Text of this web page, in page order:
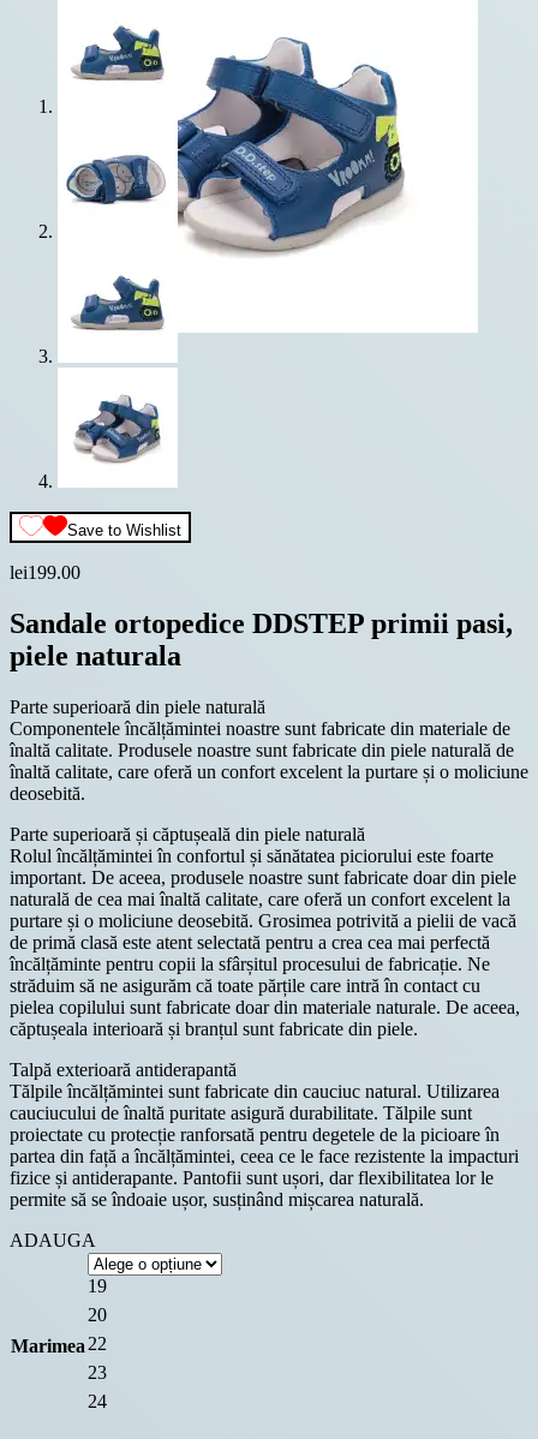
Save to Wishlist
lei199.00
Sandale ortopedice DDSTEP primii pasi,
piele naturala
Parte superioară din piele naturală
Componentele încălțămintei noastre sunt fabricate din materiale de
înaltă calitate. Produsele noastre sunt fabricate din piele naturală de
înaltă calitate, care oferă un confort excelent la purtare și o moliciune
deosebită.
Parte superioară și căptușeală din piele naturală
Rolul încălțămintei în confortul și sănătatea piciorului este foarte
important. De aceea, produsele noastre sunt fabricate doar din piele
naturală de cea mai înaltă calitate, care oferă un confort excelent la
purtare și o moliciune deosebită. Grosimea potrivită a pielii de vacă
de primă clasă este atent selectată pentru a crea cea mai perfectă
încălțăminte pentru copii la sfârșitul procesului de fabricație. Ne
străduim să ne asigurăm că toate părțile care intră în contact cu
pielea copilului sunt fabricate doar din materiale naturale. De aceea,
căptușeala interioară și branțul sunt fabricate din piele.
Talpă exterioară antiderapantă
Tălpile încălțămintei sunt fabricate din cauciuc natural. Utilizarea
cauciucului de înaltă puritate asigură durabilitate. Tălpile sunt
proiectate cu protecție ranforsată pentru degetele de la picioare în
partea din față a încălțămintei, ceea ce le face rezistente la impacturi
fizice și antiderapante. Pantofii sunt ușori, dar flexibilitatea lor le
permite să se îndoaie ușor, susținând mișcarea naturală.
ADAUGA
Marimea
19
20
22
23
24